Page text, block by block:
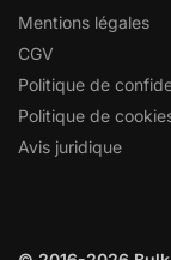
Mentions légales
CGV
Politique de
Politique de
Avis juridique